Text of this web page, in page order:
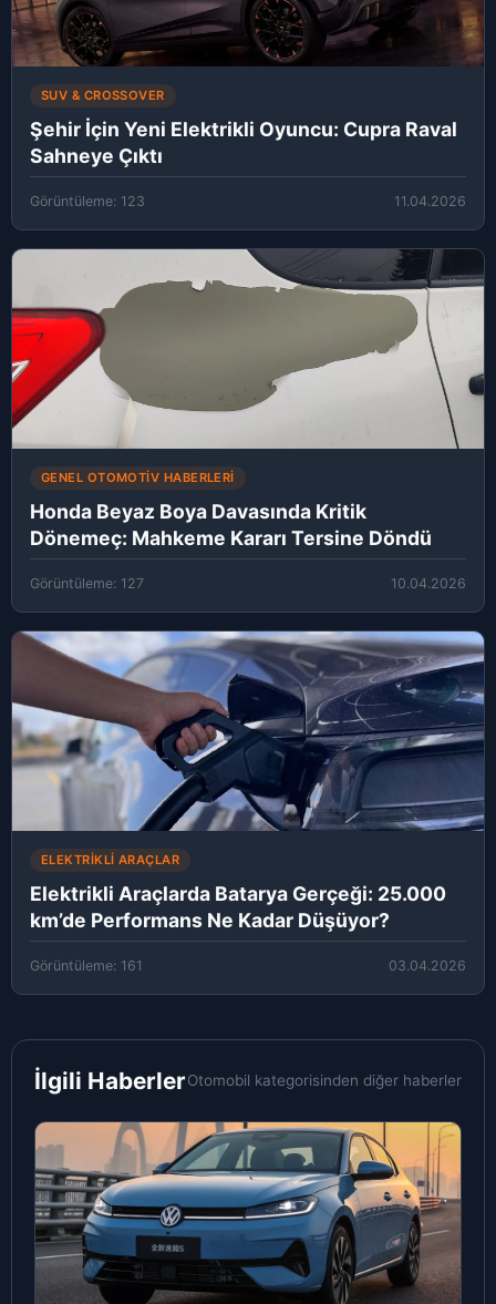
SUV & CROSSOVER
Şehir İçin Yeni Elektrikli Oyuncu: Cupra Raval
Sahneye Çıktı
Görüntüleme: 123 11.04.2026
GENEL OTOMOTIV HABERLERI
Honda Beyaz Boya Davasında Kritik
Dönemeç: Mahkeme Kararı Tersine Döndü
Görüntüleme: 127 10.04.2026
ELEKTRIKLI ARAÇLAR
Elektrikli Araçlarda Batarya Gerçeği: 25.000
km’de Performans Ne Kadar Düşüyor?
Görüntüleme: 161 03.04.2026
İlgili HaberlerOtomobil kategorisinden diğer haberler